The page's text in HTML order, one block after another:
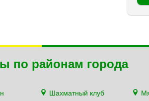
по районам города
Шахматный клуб